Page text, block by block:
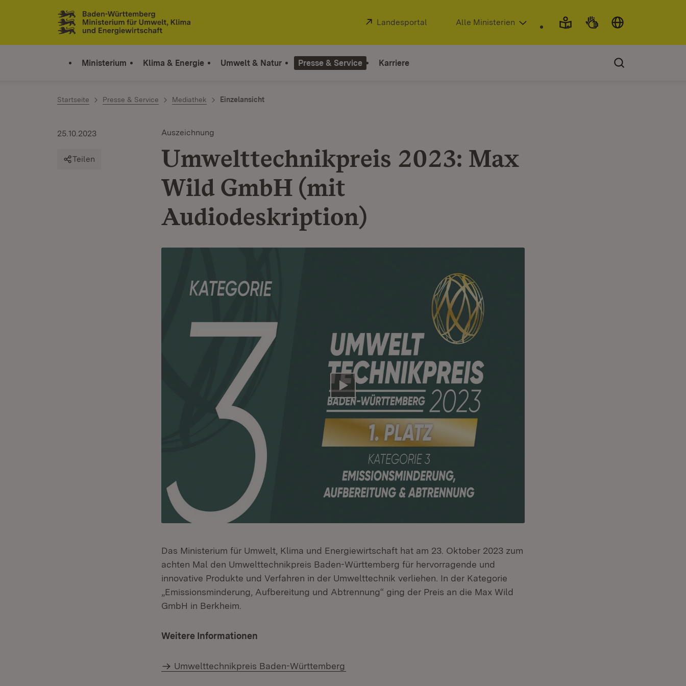
Zum Inhalt springen
Link zur Startseite
Extern:
Landesportal (Öffnet in neuem Fenster)
Alle Ministerien
Ministerium Klima & Energie Umwelt & Natur Presse & Service Karriere
Startseite Presse & Service Mediathek Einzelansicht
Auszeichnung
Umwelttechnikpreis 2023: Max
Wild GmbH (mit
Audiodeskription)
25.10.2023
Teilen
Video abspielen
Das Ministerium für Umwelt, Klima und Energiewirtschaft hat am 23. Oktober 2023 zum
achten Mal den Umwelttechnikpreis Baden-Württemberg für hervorragende und
innovative Produkte und Verfahren in der Umwelttechnik verliehen. In der Kategorie
„Emissionsminderung, Aufbereitung und Abtrennung“ ging der Preis an die Max Wild
GmbH in Berkheim.
Weitere Informationen
Umwelttechnikpreis Baden-Württemberg